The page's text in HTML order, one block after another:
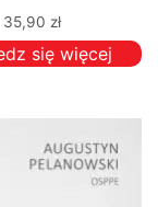
35,90 zł
się więcej